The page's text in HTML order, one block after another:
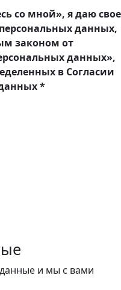
со мной», я даю свое
данных,
законом от
данных»,
в Согласии
*
и мы с вами